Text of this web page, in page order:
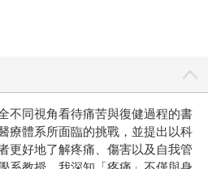
不同視角看待痛苦與復健過程的書
療體系所面臨的挑戰，並提出以科
更好地了解疼痛、傷害以及自我管